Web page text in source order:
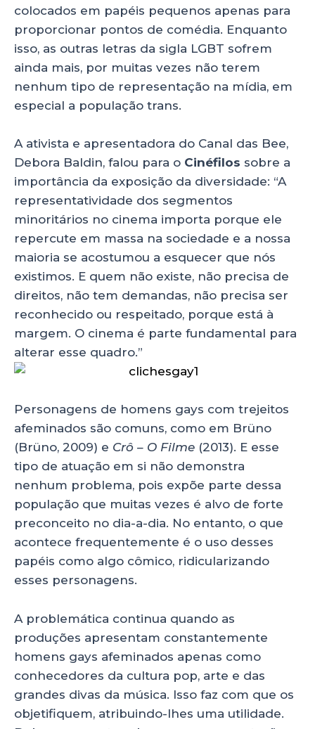
colocados em papéis pequenos apenas para
proporcionar pontos de comédia. Enquanto
isso, as outras letras da sigla LGBT sofrem
ainda mais, por muitas vezes não terem
nenhum tipo de representação na mídia, em
especial a população trans.
A ativista e apresentadora do Canal das Bee,
Debora Baldin, falou para o Cinéfilos sobre a
importância da exposição da diversidade: “A
representatividade dos segmentos
minoritários no cinema importa porque ele
repercute em massa na sociedade e a nossa
maioria se acostumou a esquecer que nós
existimos. E quem não existe, não precisa de
direitos, não tem demandas, não precisa ser
reconhecido ou respeitado, porque está à
margem. O cinema é parte fundamental para
alterar esse quadro.”
Personagens de homens gays com trejeitos
afeminados são comuns, como em Brüno
(Brüno, 2009) e Crô – O Filme (2013). E esse
tipo de atuação em si não demonstra
nenhum problema, pois expõe parte dessa
população que muitas vezes é alvo de forte
preconceito no dia-a-dia. No entanto, o que
acontece frequentemente é o uso desses
papéis como algo cômico, ridicularizando
esses personagens.
A problemática continua quando as
produções apresentam constantemente
homens gays afeminados apenas como
conhecedores da cultura pop, arte e das
grandes divas da música. Isso faz com que os
objetifiquem, atribuindo-lhes uma utilidade.